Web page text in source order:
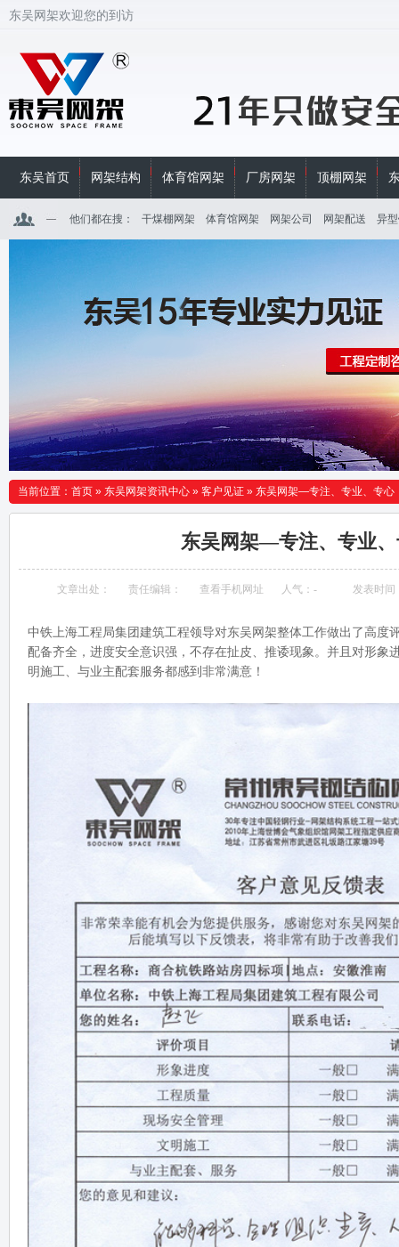
东吴网架欢迎您的到访
东吴首页 网架结构 体育馆网架 厂房网架 顶棚网架
他们都在搜： 干煤棚网架 体育馆网架 网架公司 网架配送 异
当前位置： 首页 » 东吴网架资讯中心 » 客户见证 » 东吴网架—专注、专业、专心
东吴网架—专注、专业
文章出处： 责任编辑： 查看手机网址 人气： - 发表时间
中铁上海工程局集团建筑工程领导对东吴网架整体工作做出了高度
配备齐全，进度安全意识强，不存在扯皮、推诿现象。并且对形象
明施工、与业主配套服务都感到非常满意！